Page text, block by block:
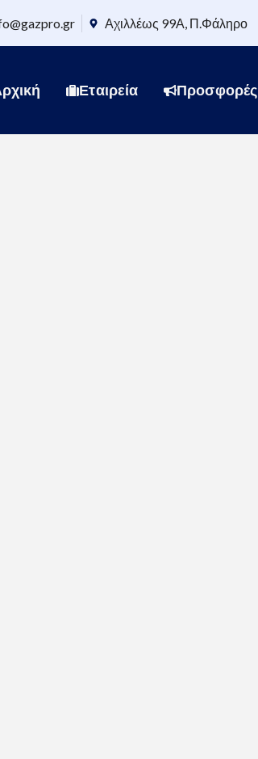
Αχιλλέως 99Α, Π.Φάληρο
Εταιρεία Προσφορές